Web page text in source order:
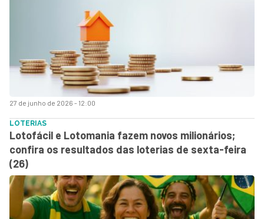
27 de junho de 2026 - 12:00
LOTERIAS
Lotofácil e Lotomania fazem novos milionários;
confira os resultados das loterias de sexta-feira
(26)